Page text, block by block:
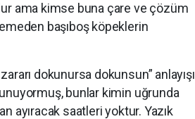
ama kimse buna çare ve çözüm
başıboş köpeklerin
dokunursa dokunsun” anlayışı
bunlar kimin uğrunda
ayıracak saatleri yoktur. Yazık